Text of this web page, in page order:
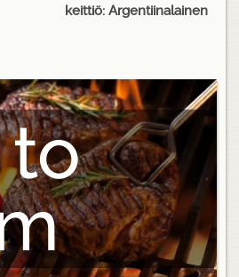
keittiö: Argentiinalainen
to